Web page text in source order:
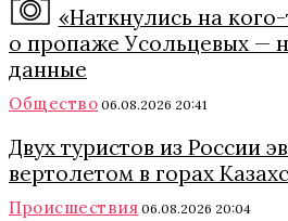
«Наткнулись на
о пропаже Усольцевых —
данные
Общество 06.08.2026 20:41
Двух туристов из России
вертолетом в горах
Происшествия 06.08.2026 20:04